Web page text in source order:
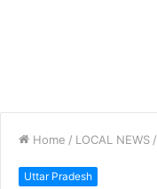
Home / LOCAL NEWS /
Uttar Pradesh